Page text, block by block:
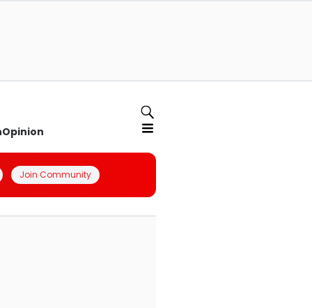
Opinion
Join Community